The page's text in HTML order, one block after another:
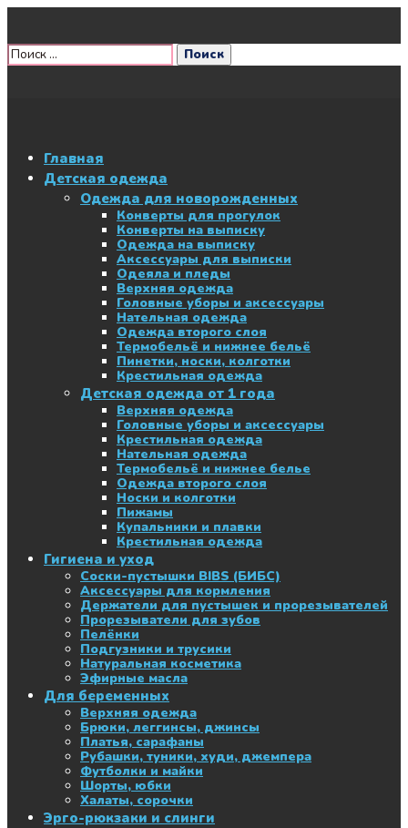
Главная
Детская одежда
Одежда для новорожденных
Конверты для прогулок
Конверты на выписку
Одежда на выписку
Аксессуары для выписки
Одеяла и пледы
Верхняя одежда
Головные уборы и аксессуары
Нательная одежда
Одежда второго слоя
Термобельё и нижнее бельё
Пинетки, носки, колготки
Крестильная одежда
Детская одежда от 1 года
Верхняя одежда
Головные уборы и аксессуары
Крестильная одежда
Нательная одежда
Термобельё и нижнее белье
Одежда второго слоя
Носки и колготки
Пижамы
Купальники и плавки
Крестильная одежда
Гигиена и уход
Соски-пустышки BIBS (БИБС)
Аксессуары для кормления
Держатели для пустышек и прорезывателей
Прорезыватели для зубов
Пелёнки
Подгузники и трусики
Натуральная косметика
Эфирные масла
Для беременных
Верхняя одежда
Брюки, леггинсы, джинсы
Платья, сарафаны
Рубашки, туники, худи, джемпера
Футболки и майки
Шорты, юбки
Халаты, сорочки
Эрго-рюкзаки и слинги